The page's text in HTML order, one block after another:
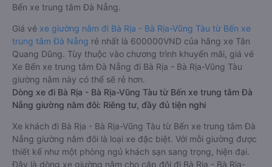
Bến xe trung tâm Đà Nẵng.
Giá vé xe giường nằm đi Bà Rịa - Bà Rịa-Vũng Tàu từ Bến xe
trung tâm Đà Nẵng rẻ nhất là 600000VND của hãng xe Tân
Quang Dũng. Tùy thuộc vào chương trình khuyến mãi, giá vé
Xe Bến xe trung tâm Đà Nẵng đi Bà Rịa - Bà Rịa-Vũng Tàu
giường nằm này có thể sẽ rẻ hơn.
Dòng xe đi Bà Rịa - Bà Rịa-Vũng Tàu từ Bến xe trung tâm Đà
Nẵng giường nằm đôi: Riêng tư, đầy đủ tiện nghi
Xe khách đi Bà Rịa - Bà Rịa-Vũng Tàu từ Bến xe trung tâm Đà
Nẵng giường nằm đôi là loại xe đặc biệt. Với mỗi giường được
thiết kế như một phòng ngủ khách sạn sang trọng, hiện đại.
Đây là dòng xe giường nằm cho cặp đôi đi Bà Rịa - Bà Rịa-